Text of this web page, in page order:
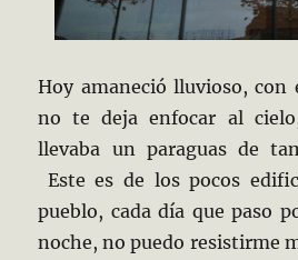
Hoy amaneció lluvioso, con
no te deja enfocar al
llevaba un paraguas de
Este es de los pocos
pueblo, cada día que paso
noche, no puedo resistirme